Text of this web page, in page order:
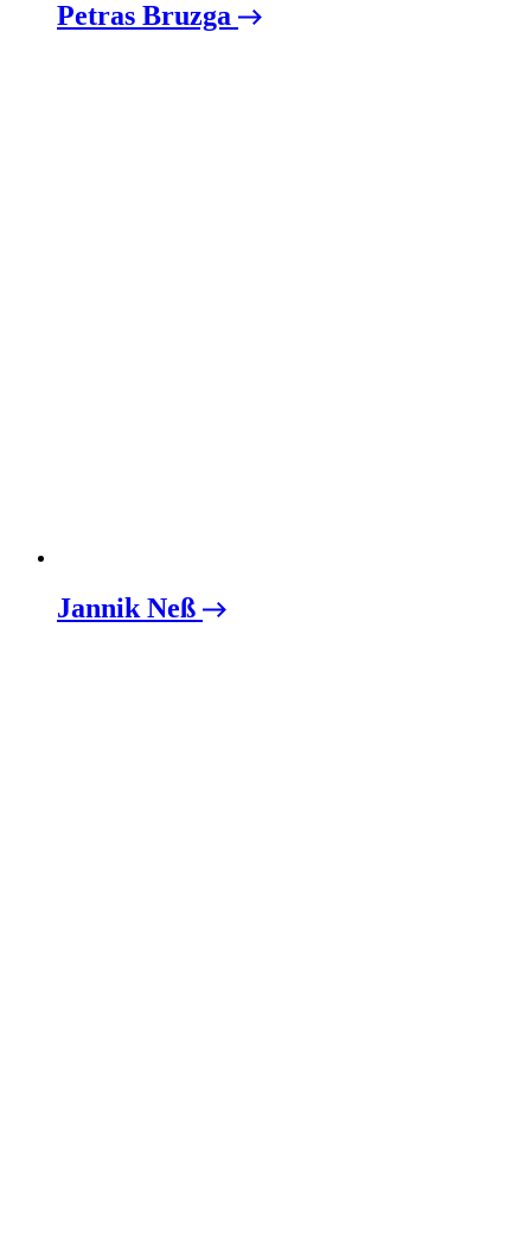
Petras Bruzga
Jannik Neß